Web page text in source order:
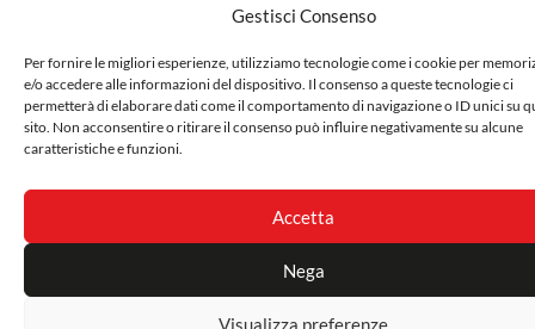
Gestisci Consenso
Per fornire le migliori esperienze, utilizziamo tecnologie come i cookie per
e/o accedere alle informazioni del dispositivo. Il consenso a queste tecnologie ci
permetterà di elaborare dati come il comportamento di navigazione o ID unici su
sito. Non acconsentire o ritirare il consenso può influire negativamente su alcune
caratteristiche e funzioni.
Accetta
Nega
Visualizza preferenze